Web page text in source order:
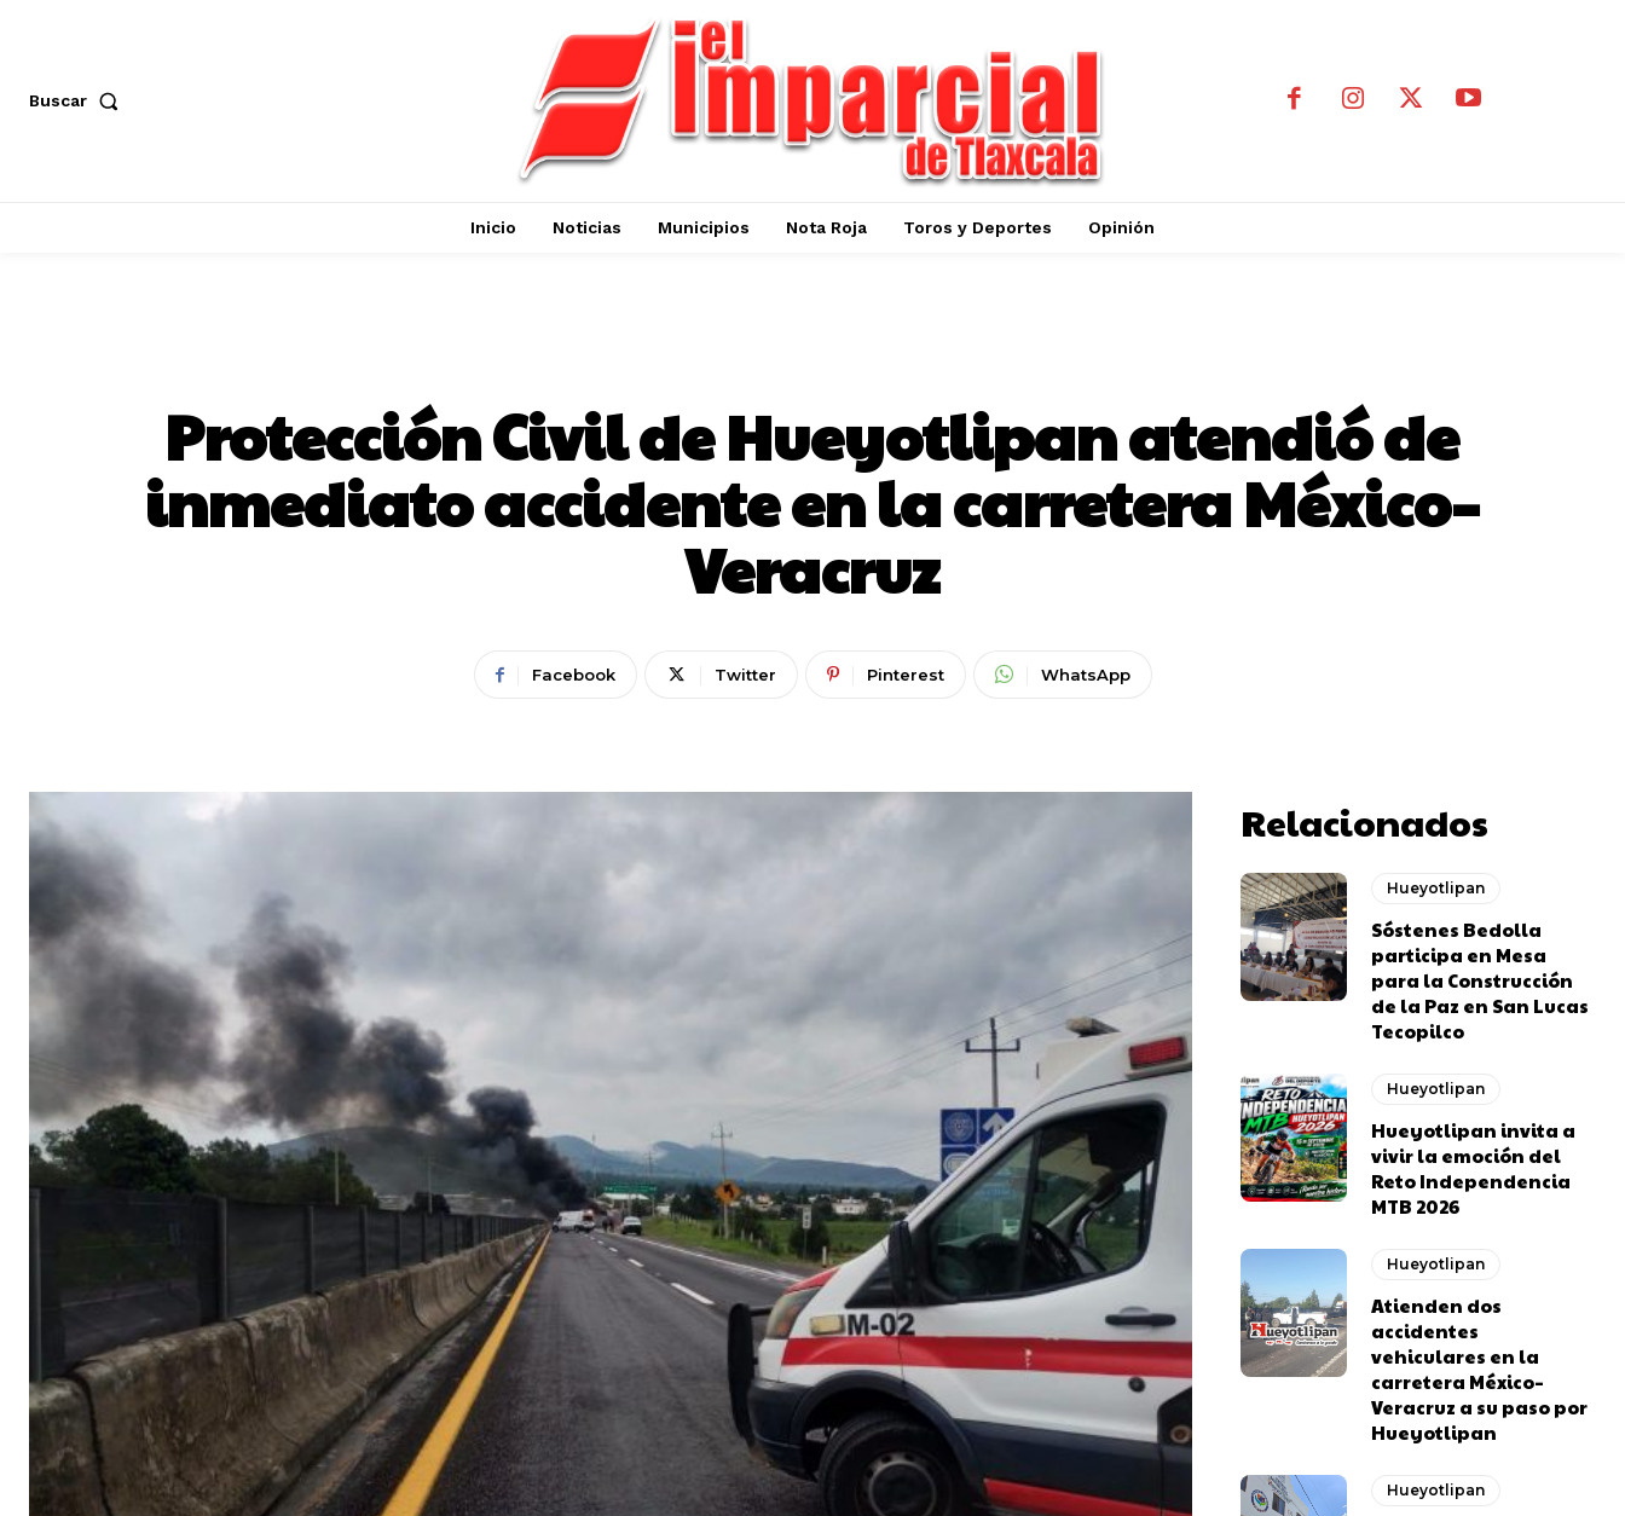
Buscar
Inicio Noticias Municipios Nota Roja Toros y Deportes Opinión
Protección Civil de Hueyotlipan atendió de
inmediato accidente en la carretera México–
Veracruz
Facebook Twitter Pinterest WhatsApp
Relacionados
Hueyotlipan
Sóstenes Bedolla
participa en Mesa
para la Construcción
de la Paz en San Lucas
Tecopilco
Hueyotlipan
Hueyotlipan invita a
vivir la emoción del
Reto Independencia
MTB 2026
Hueyotlipan
Atienden dos
accidentes
vehiculares en la
carretera México–
Veracruz a su paso por
Hueyotlipan
Hueyotlipan